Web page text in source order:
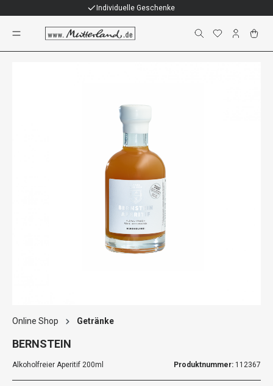
Individuelle Geschenke
Online Shop Getränke
BERNSTEIN
Alkoholfreier Aperitif 200ml Produktnummer: 112367